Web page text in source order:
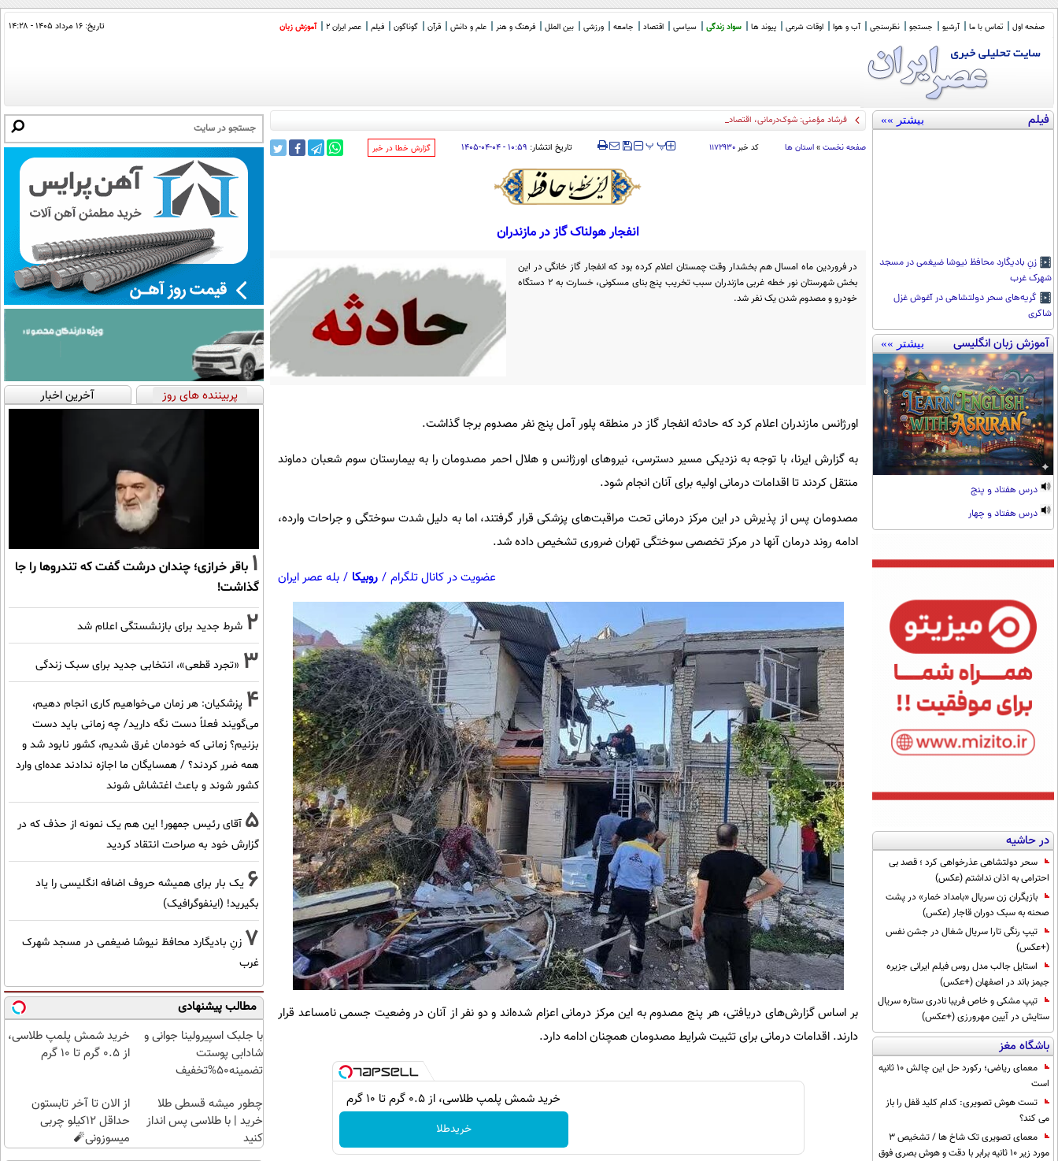
صفحه اول تماس با ما آرشیو جستجو نظرسنجی آب و هوا اوقات شرعی پیوند ها سواد زندگی سیاسی اقتصاد جامعه ورزشی بین الملل فرهنگ و هنر علم و دانش قرآن گوناگون فیلم عصر ایران 2 آموزش زبان تاریخ: ۱۶ مرداد ۱۴۰۵ - ۱۴:۲۸
فیلم بیشتر »»
زنِ بادیگارد محافظ نیوشا ضیغمی در مسجد
شهرک غرب
گریه‌های سحر دولتشاهی در آغوش غزل
شاکری
آموزش زبان انگلیسی بیشتر »»
درس هفتاد و پنج
درس هفتاد و چهار
در حاشیه
سحر دولتشاهی عذرخواهی کرد ؛ قصد بی
احترامی به اذان نداشتم (عکس)
بازیگران زن سریال «بامداد خمار» در پشت
صحنه به سبک دوران قاجار (عکس)
تیپ رنگی تارا سریال شغال در جشن نفس
(+عکس)
استایل جالب مدل روس فیلم ایرانی جزیره
جیمز باند در اصفهان (+عکس)
تیپ مشکی و خاص فریبا نادری ستاره سریال
ستایش در آیین مهرورزی (+عکس)
باشگاه مغز
معمای ریاضی؛ رکورد حل این چالش 10 ثانیه
است
تست هوش تصویری: کدام کلید قفل را باز
می کند؟
معمای تصویری تک شاخ ها / تشخیص 3
مورد زیر 10 ثانیه برابر با دقت و هوش بصری فوق
فرشاد مؤمنی: شوک‌درمانی، اقتصاد ایران را به بهشت ما
صفحه نخست » استان ها کد خبر۱۱۷۲۹۳۰ ‍‍‍ پ پ تاریخ انتشار: ۱۰:۵۹ - ۰۴-۰۴-۱۴۰۵ ‌گزارش خطا در خبر
انفجار هولناک گاز در مازندران
در فروردین ماه امسال هم بخشدار وقت چمستان اعلام کرده بود که انفجار گاز خانگی در این
بخش شهرستان نور خطه غربی مازندران سبب تخریب پنج بنای مسکونی، خسارت به ۲ دستگاه
خودرو و مصدوم شدن یک نفر شد.
اورژانس مازندران اعلام کرد که حادثه انفجار گاز در منطقه پلور آمل پنج نفر مصدوم برجا گذاشت.
به گزارش ایرنا، با توجه به نزدیکی مسیر دسترسی، نیروهای اورژانس و هلال احمر مصدومان را به بیمارستان سوم شعبان دماوند
منتقل کردند تا اقدامات درمانی اولیه برای آنان انجام شود.
مصدومان پس از پذیرش در این مرکز درمانی تحت مراقبت‌های پزشکی قرار گرفتند، اما به دلیل شدت سوختگی و جراحات وارده،
ادامه روند درمان آنها در مرکز تخصصی سوختگی تهران ضروری تشخیص داده شد.
عضویت در کانال تلگرام / روبیکا / بله عصر ایران
بر اساس گزارش‌های دریافتی، هر پنج مصدوم به این مرکز درمانی اعزام شده‌اند و دو نفر از آنان در وضعیت جسمی نامساعد قرار
دارند. اقدامات درمانی برای تثبیت شرایط مصدومان همچنان ادامه دارد.
خرید شمش پلمپ طلاسی، از ۰.۵ گرم تا ۱۰ گرم
خریدطلا
پربیننده های روز آخرین اخبار
1 باقر خرازی؛ چندان درشت گفت که تندروها را جا
گذاشت!
2 شرط جدید برای بازنشستگی اعلام شد
3 «تجرد قطعی»، انتخابی جدید برای سبک زندگی
4 پزشکیان: هر زمان می‌خواهیم کاری انجام دهیم،
می‌گویند فعلاً دست نگه دارید/ چه زمانی باید دست
بزنیم؟ زمانی که خودمان غرق شدیم، کشور نابود شد و
همه ضرر کردند؟ / همسایگان ما اجازه ندادند عده‌ای وارد
کشور شوند و باعث اغتشاش شوند
5 آقای رئیس جمهور! این هم یک نمونه از حذف که در
گزارش خود به صراحت انتقاد کردید
6 یک بار برای همیشه حروف اضافه انگلیسی را یاد
بگیرید! (اینفوگرافیک)
7 زنِ بادیگارد محافظ نیوشا ضیغمی در مسجد شهرک
غرب
مطالب پیشنهادی
با جلبک اسپیرولینا جوانی و
شادابی پوستت
تضمینه50%تخفیف
خرید شمش پلمپ طلاسی،
از ۰.۵ گرم تا ۱۰ گرم
چطور میشه قسطی طلا
خرید | با طلاسی پس انداز
کنید
از الان تا آخر تابستون
حداقل 12کیلو چربی
میسوزونی🧨